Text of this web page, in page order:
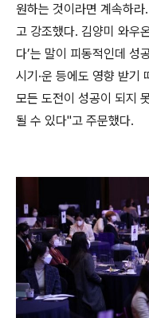
원하는 것이라면 계속하라
고 강조했다. 김양미 와우
다’는 말이 피동적인데 성
시기·운 등에도 영향 받기
모든 도전이 성공이 되지
될 수 있다"고 주문했다.